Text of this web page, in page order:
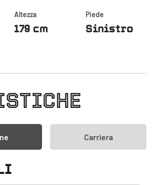
Altezza
179 cm
Piede
Sinistro
Carriera